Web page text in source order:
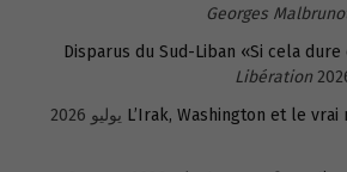
Georges
Disparus du Sud-Liban «Si cela
Libération
L’Irak, Washington et le